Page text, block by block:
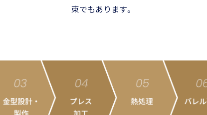
束でもあります。